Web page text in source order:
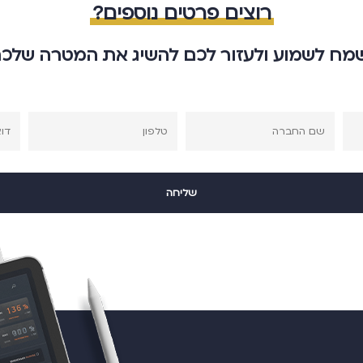
רוצים פרטים נוספים?
לשמוע ולעזור לכם להשיג את המטרה